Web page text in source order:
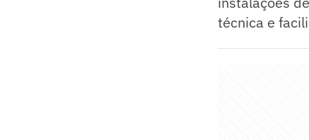
técnica e